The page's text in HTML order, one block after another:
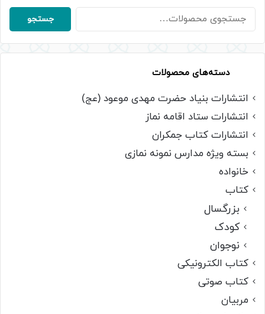
جستجو
برای:
جستجو
دسته‌های محصولات
انتشارات بنیاد حضرت مهدی موعود (عج)
انتشارات ستاد اقامه نماز
انتشارات کتاب جمکران
بسته ویژه مدارس نمونه نمازی
خانواده
کتاب
بزرگسال
کودک
نوجوان
کتاب الکترونیکی
کتاب صوتی
مربیان